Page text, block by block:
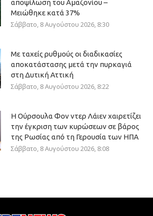
αποψίλωση του Αμαζονίου –
Μειώθηκε κατά 37%
Σάββατο, 8 Αυγούστου 2026, 8:30
Με ταχείς ρυθμούς οι διαδικασίες
αποκατάστασης μετά την πυρκαγιά
στη Δυτική Αττική
Σάββατο, 8 Αυγούστου 2026, 8:22
Η Ούρσουλα Φον ντερ Λάιεν χαιρετίζει
την έγκριση των κυρώσεων σε βάρος
της Ρωσίας από τη Γερουσία των ΗΠΑ
Σάββατο, 8 Αυγούστου 2026, 8:08